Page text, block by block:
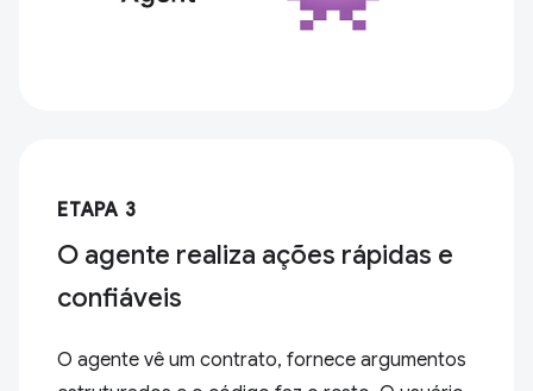
ETAPA 3
O agente realiza ações rápidas e
confiáveis
O agente vê um contrato, fornece argumentos